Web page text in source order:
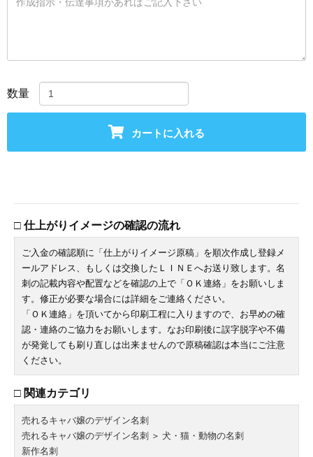
数量
カートに入れる
□ 仕上がりイメージの確認の流れ
ご入金の確認順に「仕上がりイメージ原稿」を順次作成し登録メ
ールアドレス、もしくは交換したＬＩＮＥへお送り致します。名
刺の記載内容や配置などを確認の上で「ＯＫ連絡」をお願いしま
す。修正が必要な場合には詳細をご連絡ください。
「ＯＫ連絡」を頂いてから印刷工程に入りますので、お早めの確
認・連絡のご協力をお願いします。なお印刷後に誤字脱字や不備
が発覚しても刷り直しは出来ませんので原稿確認は本当にご注意
ください。
□ 関連カテゴリ
売れるキャバ嬢のデザイン名刺
売れるキャバ嬢のデザイン名刺 ＞ 犬・猫・動物の名刺
新作名刺